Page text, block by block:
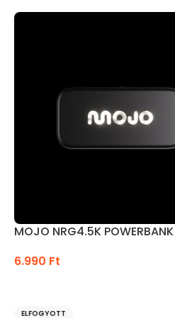
MOJO NRG4.5K POWERBANK
6.990 Ft
ELFOGYOTT